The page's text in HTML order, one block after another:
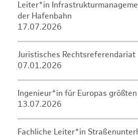
Leiter*in
der Hafenbahn
17.07.2026
Juristisches Rechtsreferendariat
07.01.2026
Ingenieur*in für Europas
13.07.2026
Fachliche Leiter*in